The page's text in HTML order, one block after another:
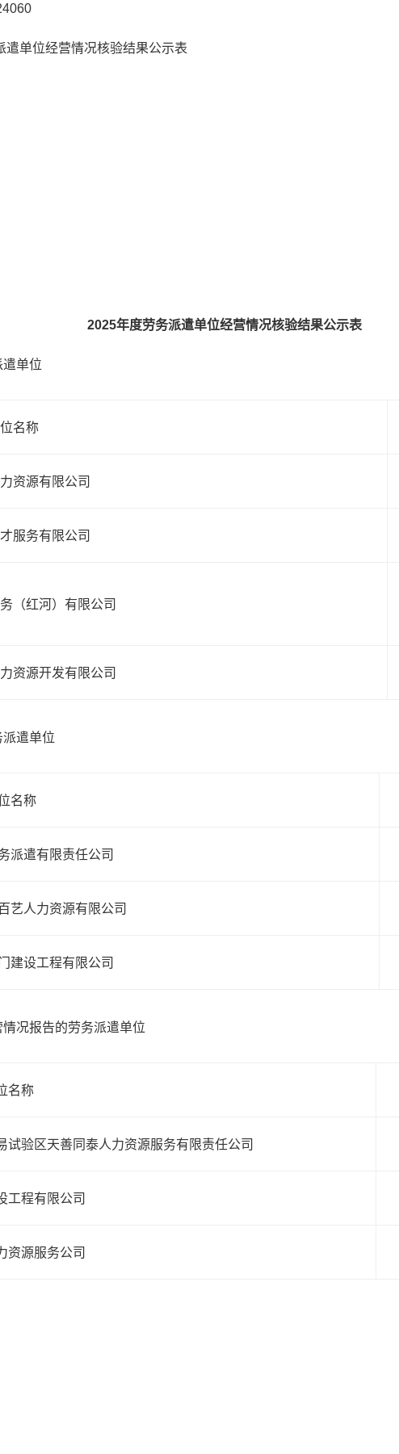
遣单位经营情况核验结果公示表
2025年度劳务派遣单位经营情况核验结果公示表
单位
名称
资源有限公司
服务有限公司
（红河）有限公司
资源开发有限公司
遣单位
名称
派遣有限责任公司
艺人力资源有限公司
建设工程有限公司
况报告的劳务派遣单位
名称
试验区天善同泰人力资源服务有限责任公司
工程有限公司
资源服务公司